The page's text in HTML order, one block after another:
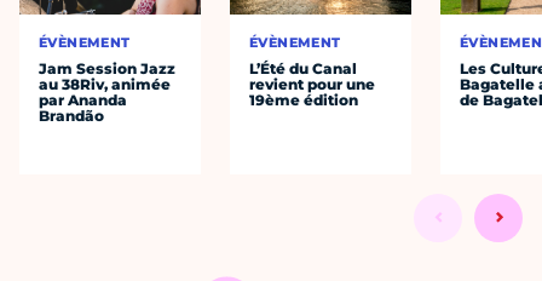
ÉVÈNEMENT
Jam Session Jazz
au 38Riv, animée
par Ananda
Brandão
ÉVÈNEMENT
L’Été du Canal
revient pour une
19ème édition
Les
Bagatelle
de